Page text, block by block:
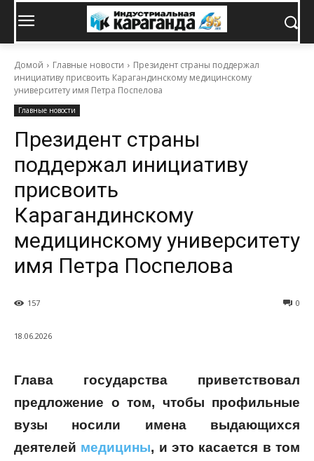
Домой Главные новости
Президент страны поддержал
инициативу присвоить Карагандинскому медицинскому
университету имя Петра Поспелова
Главные новости
Президент страны
поддержал инициативу
присвоить
Карагандинскому
медицинскому университету
имя Петра Поспелова
0
157
18.06.2026
Глава государства приветствовал
предложение о том, чтобы профильные
вузы носили имена выдающихся
деятелей медицины, и это касается в том